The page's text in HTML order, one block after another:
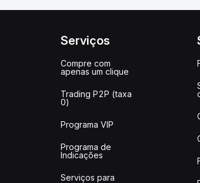
Serviços
Compre com
apenas um clique
Trading P2P (taxa
0)
Programa VIP
Programa de
Indicações
Serviços para